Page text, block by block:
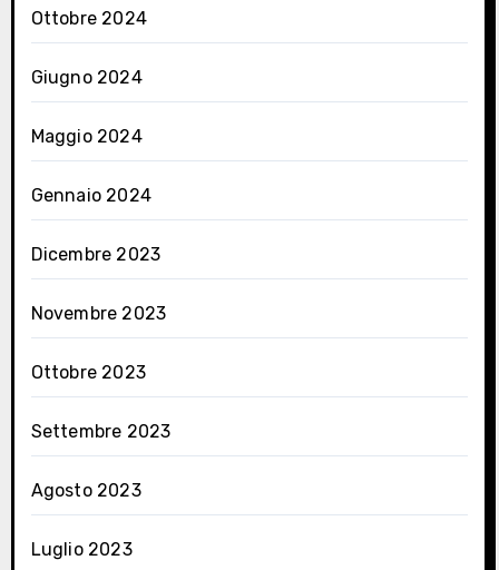
Ottobre 2024
Giugno 2024
Maggio 2024
Gennaio 2024
Dicembre 2023
Novembre 2023
Ottobre 2023
Settembre 2023
Agosto 2023
Luglio 2023